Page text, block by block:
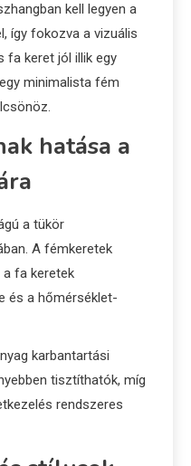
kell legyen a
így fokozva a vizuális
fa keret jól illik egy
minimalista fém
hatása a
a tükör
A fémkeretek
a fa keretek
és a hőmérséklet-
karbantartási
tisztíthatók, míg
rendszeres